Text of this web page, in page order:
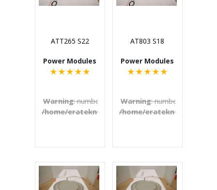
ATT265 S22
Power Modules
★ ★ ★ ★ ★
Warning: number_format() expects parameter 1
/home/eratekn1/public_html/includes/
AT803 S18
Power Modules
★ ★ ★ ★ ★
Warning: number_format()
/home/eratekn1/